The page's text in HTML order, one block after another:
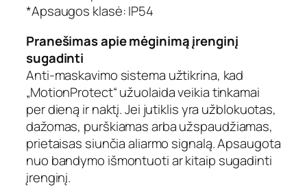
*Apsaugos klasė: IP54
Pranešimas apie mėginimą įrenginį
sugadinti
Anti-maskavimo sistema užtikrina, kad
„MotionProtect“ užuolaida veikia tinkamai
per dieną ir naktį. Jei jutiklis yra užblokuotas,
dažomas, purškiamas arba užspaudžiamas,
prietaisas siunčia aliarmo signalą. Apsaugota
nuo bandymo išmontuoti ar kitaip sugadinti
įrenginį.